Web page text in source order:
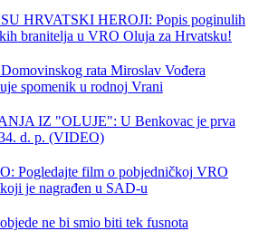
HRVATSKI HEROJI: Popis poginulih
branitelja u VRO Oluja za Hrvatsku!
rata Miroslav Vođera
spomenik u rodnoj Vrani
IZ "OLUJE": U Benkovac je prva
d. p. (VIDEO)
Pogledajte film o pobjedničkoj VRO
je nagrađen u SAD-u
ne bi smio biti tek fusnota